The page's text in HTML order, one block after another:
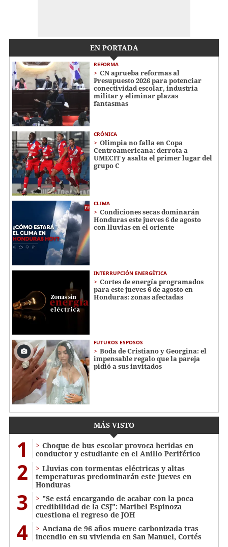
EN PORTADA
REFORMA
CN aprueba reformas al
Presupuesto 2026 para potenciar
conectividad escolar, industria
militar y eliminar plazas
fantasmas
CRÓNICA
Olimpia no falla en Copa
Centroamericana: derrota a
UMECIT y asalta el primer lugar del
grupo C
CLIMA
Condiciones secas dominarán
Honduras este jueves 6 de agosto
con lluvias en el oriente
INTERRUPCIÓN ENERGÉTICA
Cortes de energía programados
para este jueves 6 de agosto en
Honduras: zonas afectadas
FUTUROS ESPOSOS
Boda de Cristiano y Georgina: el
impensable regalo que la pareja
pidió a sus invitados
MÁS VISTO
1
Choque de bus escolar provoca heridas en
conductor y estudiante en el Anillo Periférico
2
Lluvias con tormentas eléctricas y altas
temperaturas predominarán este jueves en
Honduras
3
"Se está encargando de acabar con la poca
credibilidad de la CSJ": Maribel Espinoza
cuestiona el regreso de JOH
4
Anciana de 96 años muere carbonizada tras
incendio en su vivienda en San Manuel, Cortés